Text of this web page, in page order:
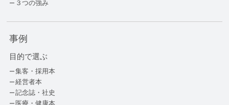
３つの強み
事例
目的で選ぶ
集客・採用本
経営者本
記念誌・社史
医療・健康本